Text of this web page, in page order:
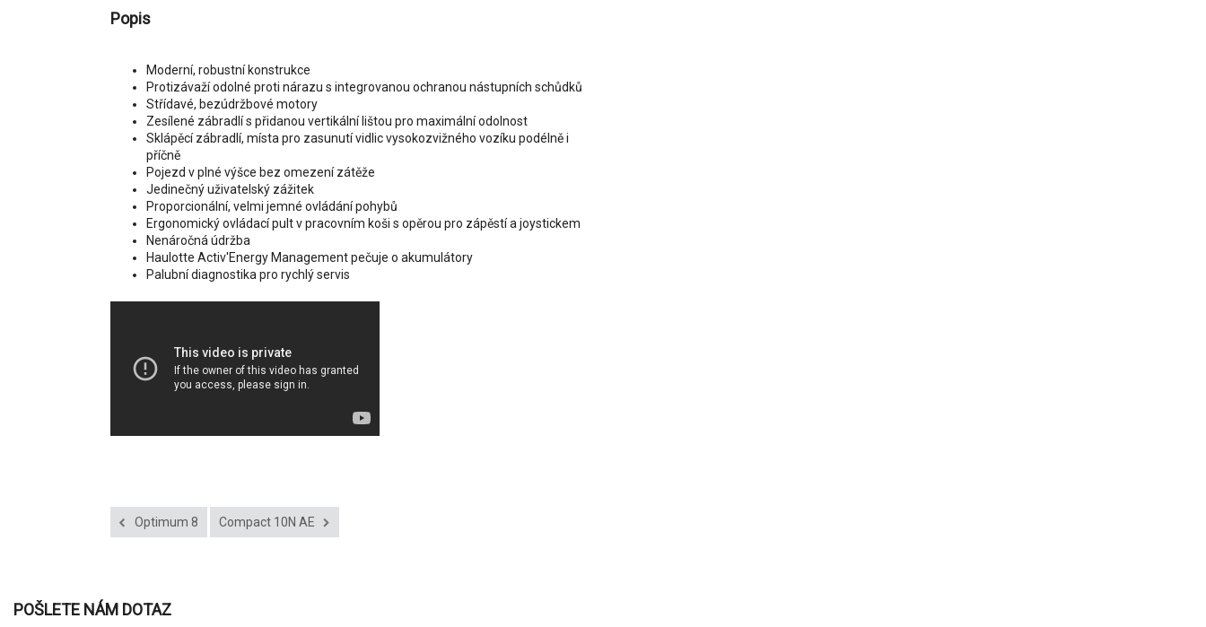
Popis
Moderní, robustní konstrukce
Protizávaží odolné proti nárazu s integrovanou ochranou nástupních schůdků
Střídavé, bezúdržbové motory
Zesílené zábradlí s přidanou vertikální lištou pro maximální odolnost
Sklápěcí zábradlí, místa pro zasunutí vidlic vysokozvižného vozíku podélně i
příčně
Pojezd v plné výšce bez omezení zátěže
Jedinečný uživatelský zážitek
Proporcionální, velmi jemné ovládání pohybů
Ergonomický ovládací pult v pracovním koši s opěrou pro zápěstí a joystickem
Nenáročná údržba
Haulotte Activ'Energy Management pečuje o akumulátory
Palubní diagnostika pro rychlý servis
Optimum 8 Compact 10N AE
POŠLETE NÁM DOTAZ